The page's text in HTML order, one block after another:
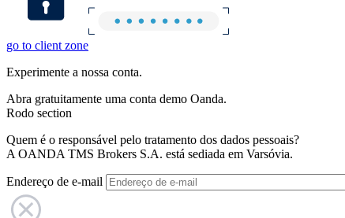
go to client zone
Experimente a nossa conta.
Abra gratuitamente uma conta demo Oanda.
Rodo section
Quem é o responsável pelo tratamento dos dados pessoais?
A OANDA TMS Brokers S.A. está sediada em Varsóvia.
Endereço de e-mail